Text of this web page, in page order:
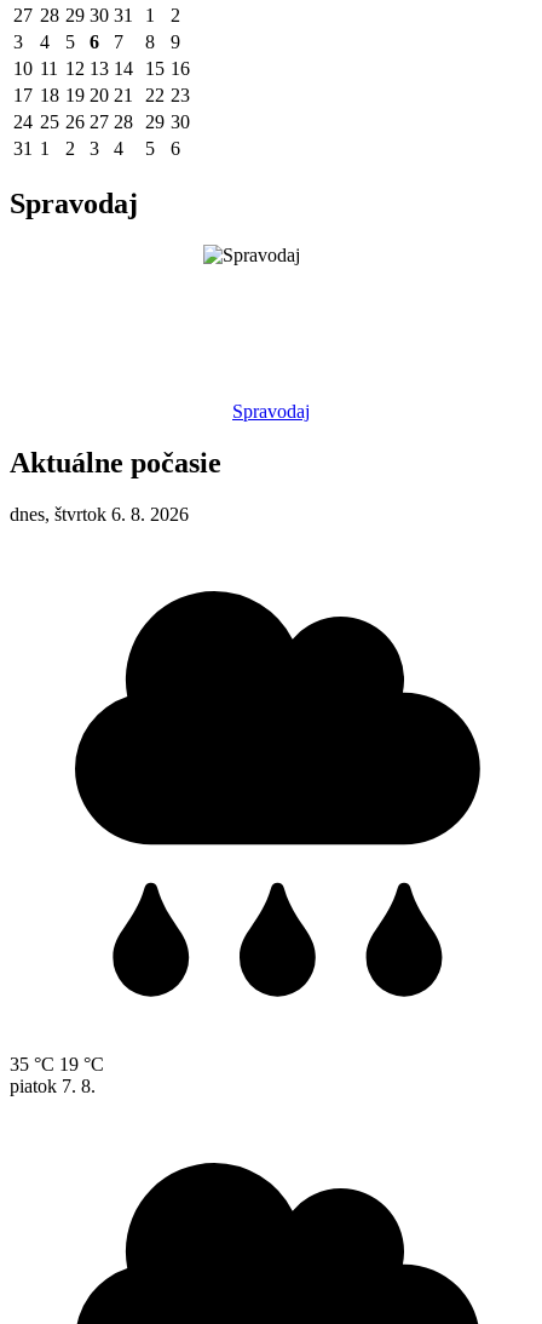
27 28 29 30 31 1
2
3
4 5 6 7 8
9
10 11 12 13 14 15 16
17 18 19 20 21 22 23
24 25 26 27 28 29 30
31 1 2 3 4 5 6
Spravodaj
Spravodaj
Aktuálne počasie
dnes, štvrtok 6. 8. 2026
35 °C 19 °C
piatok 7. 8.